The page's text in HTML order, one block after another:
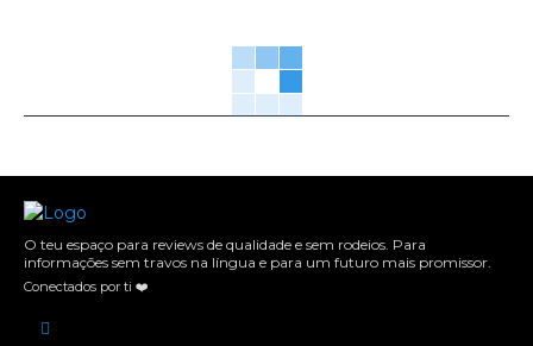
O teu espaço para reviews de qualidade e sem rodeios. Para
informações sem travos na língua e para um futuro mais promissor.
Conectados por ti ❤️